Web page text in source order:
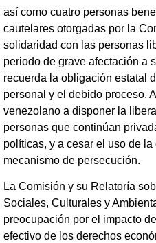
así como cuatro personas
cautelares otorgadas por la
solidaridad con las personas
periodo de grave afectación a
recuerda la obligación estatal
personal y el debido proceso.
venezolano a disponer la
personas que continúan
políticas, y a cesar el uso de
mecanismo de persecución.
La Comisión y su Relatoría
Sociales, Culturales y
preocupación por el impacto
efectivo de los derechos